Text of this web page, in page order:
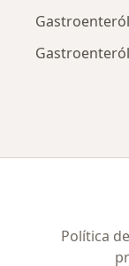
Política